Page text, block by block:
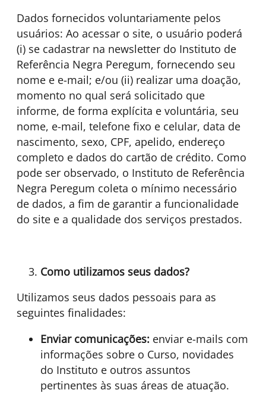
Dados fornecidos voluntariamente pelos
usuários: Ao acessar o site, o usuário poderá
(i) se cadastrar na newsletter do Instituto de
Referência Negra Peregum, fornecendo seu
nome e e-mail; e/ou (ii) realizar uma doação,
momento no qual será solicitado que
informe, de forma explícita e voluntária, seu
nome, e-mail, telefone fixo e celular, data de
nascimento, sexo, CPF, apelido, endereço
completo e dados do cartão de crédito. Como
pode ser observado, o Instituto de Referência
Negra Peregum coleta o mínimo necessário
de dados, a fim de garantir a funcionalidade
do site e a qualidade dos serviços prestados.
Como utilizamos seus dados?
Utilizamos seus dados pessoais para as
seguintes finalidades:
Enviar comunicações: enviar e-mails com
informações sobre o Curso, novidades
do Instituto e outros assuntos
pertinentes às suas áreas de atuação.